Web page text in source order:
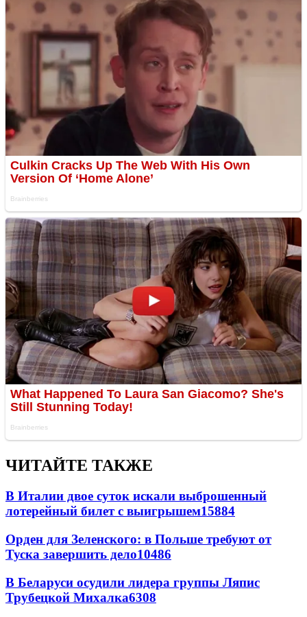
ЧИТАЙТЕ ТАКЖЕ
В Италии двое суток искали выброшенный
лотерейный билет с выигрышем15884
Орден для Зеленского: в Польше требуют от
Туска завершить дело10486
В Беларуси осудили лидера группы Ляпис
Трубецкой Михалка6308